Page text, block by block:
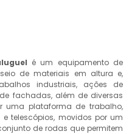
é um equipamento de
de materiais em altura e,
industriais, ações de
fachadas, além de diversas
uma plataforma de trabalho,
telescópios, movidos por um
de rodas que permitem